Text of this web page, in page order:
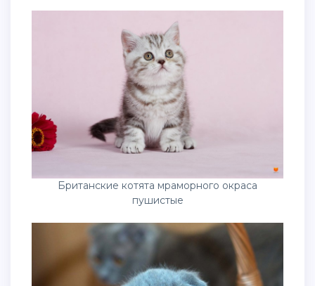
Британские котята мраморного окраса
пушистые